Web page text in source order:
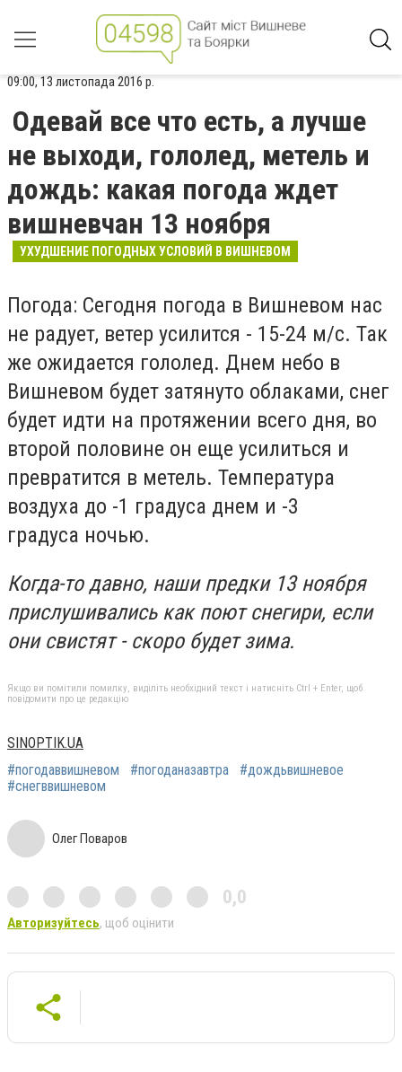
09:00, 13 листопада 2016 р.
Одевай все что есть, а лучше
не выходи, гололед, метель и
дождь: какая погода ждет
вишневчан 13 ноября
УХУДШЕНИЕ ПОГОДНЫХ УСЛОВИЙ В ВИШНЕВОМ
Погода: Сегодня погода в Вишневом нас
не радует, ветер усилится - 15-24 м/с. Так
же ожидается гололед. Днем небо в
Вишневом будет затянуто облаками, снег
будет идти на протяжении всего дня, во
второй половине он еще усилиться и
превратится в метель. Температура
воздуха до -1 градуса днем и -3
градуса ночью.
Когда-то давно, наши предки 13 ноября
прислушивались как поют снегири, если
они свистят - скоро будет зима.
Якщо ви помітили помилку, виділіть необхідний текст і натисніть Ctrl + Enter, щоб
повідомити про це редакцію
SINOPTIK.UA
#погодаввишневом
#погоданазавтра
#дождьвишневое
#снегввишневом
Олег Поваров
0,0
Авторизуйтесь, щоб оцінити